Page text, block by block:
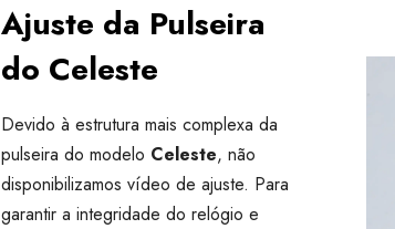
Ajuste da Pulseira
do Celeste
Devido à estrutura mais complexa da
pulseira do modelo Celeste, não
disponibilizamos vídeo de ajuste. Para
garantir a integridade do relógio e